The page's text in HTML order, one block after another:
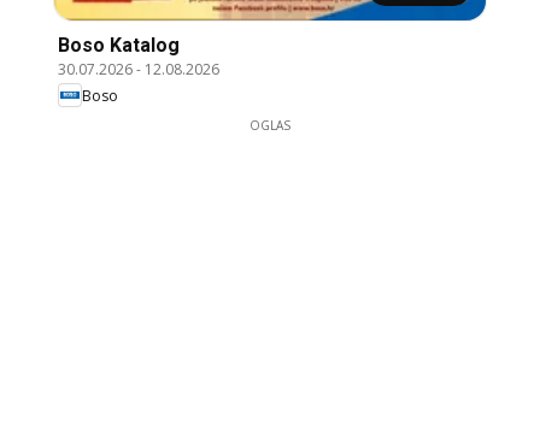
Boso Katalog
30.07.2026- 12.08.2026
Boso
OGLAS